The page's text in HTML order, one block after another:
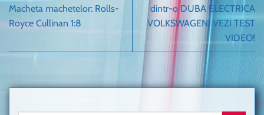
Macheta machetelor: Rolls-
Royce Cullinan 1:8
dintr-o DUBA ELECTRICA
VOLKSWAGEN! VEZI TEST
VIDEO!